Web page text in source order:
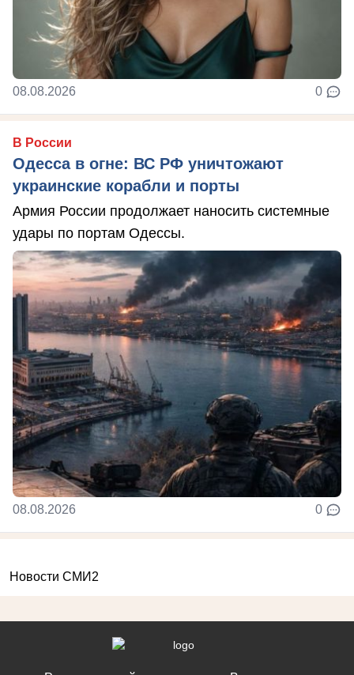
08.08.2026 0
В России
Одесса в огне: ВС РФ уничтожают
украинские корабли и порты
Армия России продолжает наносить системные
удары по портам Одессы.
08.08.2026 0
Новости СМИ2